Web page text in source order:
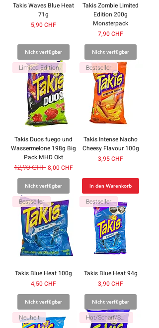
Takis Waves Blue Heat
71g
Preis
5,90 CHF
Nicht verfügbar
Takis Zombie Limited
Edition 200g
Monsterpack
Preis
7,90 CHF
Nicht verfügbar
Limited Edition
Takis Duos fuego und
Wassermelone 198g Big
Pack MHD Okt
Standardpreis
12,90 CHF Sale-Preis
8,00 CHF
Nicht verfügbar
Bestseller
Takis Intense Nacho
Cheesy Flavour 100g
Preis
3,95 CHF
In den Warenkorb
Bestseller
Takis Blue Heat 100g
Preis
4,50 CHF
Nicht verfügbar
Bestseller
Takis Blue Heat 94g
Preis
3,90 CHF
Nicht verfügbar
Neuheit Hot/Scharf/Spicy